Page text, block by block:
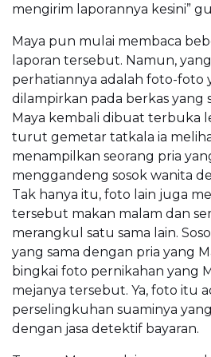
mengirim laporannya kesini”
Maya pun mulai membaca
laporan tersebut. Namun,
perhatiannya adalah foto-foto
dilampirkan pada berkas yang
Maya kembali dibuat terbuka
turut gemetar tatkala ia
menampilkan seorang pria
menggandeng sosok wanita
Tak hanya itu, foto lain juga
tersebut makan malam dan
merangkul satu sama lain.
yang sama dengan pria yang
bingkai foto pernikahan yang
mejanya tersebut. Ya, foto itu
perselingkuhan suaminya
dengan jasa detektif bayaran.